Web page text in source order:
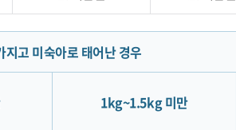
고 미숙아로 태어난 경우
1kg~1.5kg 미만